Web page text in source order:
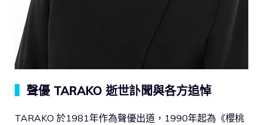
聲優 TARAKO 逝世訃聞與各方追悼
TARAKO 於1981年作為聲優出道，1990年起為《櫻桃